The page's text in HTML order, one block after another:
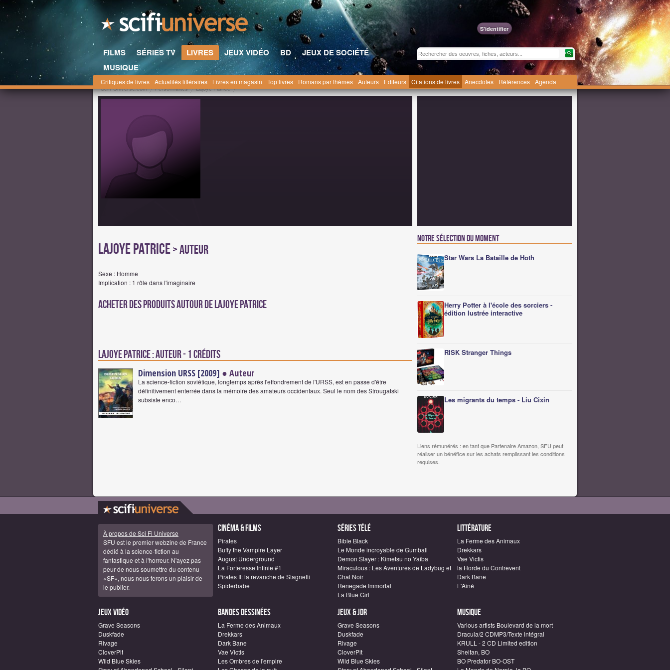
S'identifier
FILMS SÉRIES TV LIVRES JEUX VIDÉO BD
JEUX DE SOCIÉTÉ
MUSIQUE
Critiques de livres Actualités littéraires Livres en magasin Top livres Romans par thèmes Auteurs Editeurs Citations de livres Anecdotes Références Agenda
Scifi-Universe.com Personnalités Lajoye Patrice
Lajoye Patrice> Auteur
Sexe : Homme
Implication : 1 rôle dans l'imaginaire
Acheter des produits autour de Lajoye Patrice
Lajoye Patrice : Auteur - 1 crédits
Dimension URSS [2009] ● Auteur
La science-fiction soviétique, longtemps après l'effondrement de l'URSS, est en passe d'être
définitivement enterrée dans la mémoire des amateurs occidentaux. Seul le nom des Strougatski
subsiste enco…
Notre sélection du moment
Star Wars La Bataille de Hoth
Herry Potter à l'école des sorciers -
édition lustrée interactive
RISK Stranger Things
Les migrants du temps - Liu Cixin
Liens rémunérés : en tant que Partenaire Amazon, SFU peut
réaliser un bénéfice sur les achats remplissant les conditions
requises.
À propos de Sci Fi Universe
SFU est le premier webzine de France
dédié à la science-fiction au
fantastique et à l'horreur. N'ayez pas
peur de nous soumettre du contenu
«SF», nous nous ferons un plaisir de
le publier.
Cinéma & Films
Pirates
Buffy the Vampire Layer
August Underground
La Forteresse Infinie #1
Pirates II: la revanche de Stagnetti
Spiderbabe
Séries télé
Bible Black
Le Monde incroyable de Gumball
Demon Slayer : Kimetsu no Yaiba
Miraculous : Les Aventures de Ladybug et
Chat Noir
Renegade Immortal
La Blue Girl
Littérature
La Ferme des Animaux
Drekkars
Vae Victis
la Horde du Contrevent
Dark Bane
L'Ainé
Jeux vidéo
Grave Seasons
Duskfade
Rivage
CloverPit
Wild Blue Skies
Bandes dessinées
La Ferme des Animaux
Drekkars
Dark Bane
Vae Victis
Les Ombres de l'empire
Jeux & JDR
Grave Seasons
Duskfade
Rivage
CloverPit
Wild Blue Skies
Musique
Various artists Boulevard de la mort
Dracula/2 CDMP3/Texte intégral
KRULL - 2 CD Limited edition
Sheitan, BO
BO Predator BO-OST